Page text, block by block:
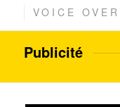
VOICE OVER
Publicité